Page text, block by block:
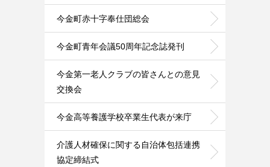
今金町赤十字奉仕団総会
今金町青年会議50周年記念誌発刊
今金第一老人クラブの皆さんとの意見
交換会
今金高等養護学校卒業生代表が来庁
介護人材確保に関する自治体包括連携
協定締結式